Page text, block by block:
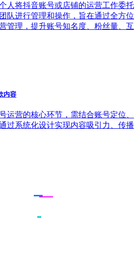
人将抖音账号或店铺的运营工作委托
队进行管理和操作，旨在通过全方位
管理，提升账号知名度、粉丝量、互
内容
运营的核心环节，需结合账号定位、
过系统化设计实现内容吸引力、传播